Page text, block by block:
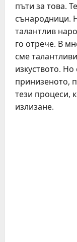
пъти за това.
сънародници.
талантлив
го отрече. В
сме
изкуството.
принизеното,
тези процеси,
излизане.